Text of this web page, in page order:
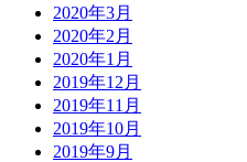
2020年3月
2020年2月
2020年1月
2019年12月
2019年11月
2019年10月
2019年9月